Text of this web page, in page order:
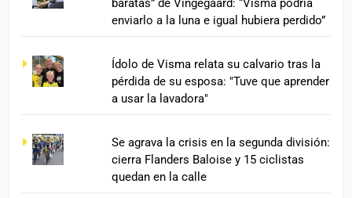
baratas” de Vingegaard: “Visma podría
enviarlo a la luna e igual hubiera perdido”
Ídolo de Visma relata su calvario tras la
pérdida de su esposa: "Tuve que aprender
a usar la lavadora"
Se agrava la crisis en la segunda división:
cierra Flanders Baloise y 15 ciclistas
quedan en la calle